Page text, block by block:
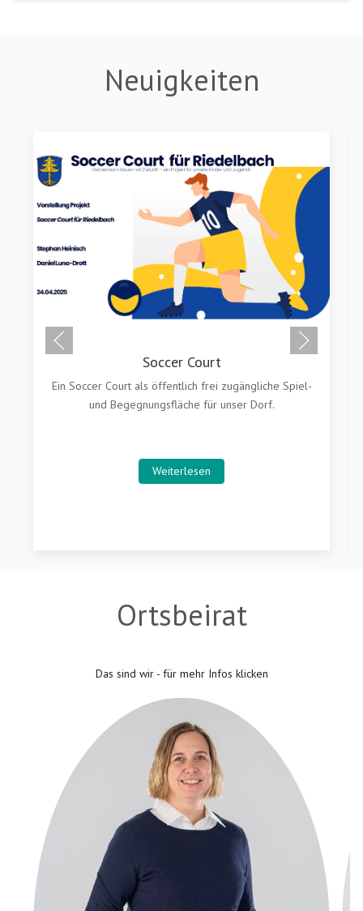
Neuigkeiten
Soccer Court
Ein Soccer Court als öffentlich frei zugängliche Spiel-
und Begegnungsfläche für unser Dorf.
Weiterlesen
Ortsbeirat
Das sind wir - für mehr Infos klicken